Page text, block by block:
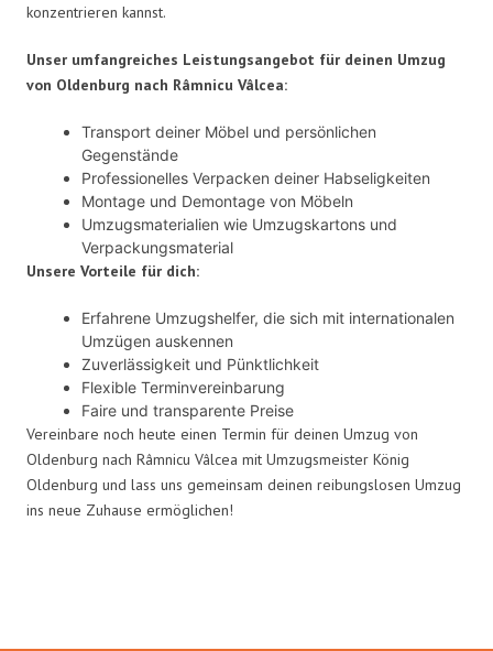
konzentrieren kannst.
Unser umfangreiches Leistungsangebot für deinen Umzug
von Oldenburg nach Râmnicu Vâlcea:
Transport deiner Möbel und persönlichen
Gegenstände
Professionelles Verpacken deiner Habseligkeiten
Montage und Demontage von Möbeln
Umzugsmaterialien wie Umzugskartons und
Verpackungsmaterial
Unsere Vorteile für dich:
Erfahrene Umzugshelfer, die sich mit internationalen
Umzügen auskennen
Zuverlässigkeit und Pünktlichkeit
Flexible Terminvereinbarung
Faire und transparente Preise
Vereinbare noch heute einen Termin für deinen Umzug von
Oldenburg nach Râmnicu Vâlcea mit Umzugsmeister König
Oldenburg und lass uns gemeinsam deinen reibungslosen Umzug
ins neue Zuhause ermöglichen!